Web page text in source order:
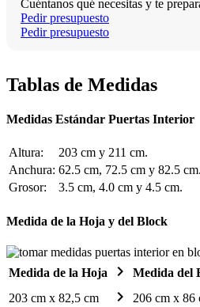
Cuéntanos qué necesitas y te
Pedir presupuesto
Pedir presupuesto
Tablas de Medidas
Medidas Estándar Puertas Interior
Altura:
203 cm y 211 cm.
Anchura: 62.5 cm, 72.5 cm y 82.5 cm.
Grosor:
3.5 cm, 4.0 cm y 4.5 cm.
Medida de la Hoja y del Block
Medida de la Hoja chevron_right
Medida del
203 cm x 82,5 cm
chevron_right
206 cm x 86